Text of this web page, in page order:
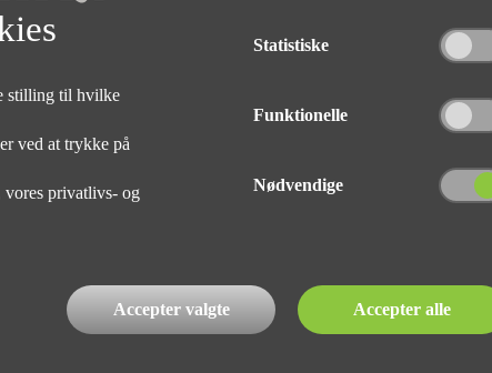
for tryk og taste fejl af udstyr på alle vogne
76 90 75 75
stilling til hvilke
ved at trykke på
privatlivs- og
Statistiske
Funktionelle
Nødvendige
Accepter valgte Accepter alle